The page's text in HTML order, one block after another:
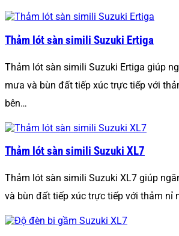
Thảm lót sàn simili Suzuki Ertiga
Thảm lót sàn simili Suzuki Ertiga giúp
mưa và bùn đất tiếp xúc trực tiếp với
bên…
Thảm lót sàn simili Suzuki XL7
Thảm lót sàn simili Suzuki XL7 giúp
và bùn đất tiếp xúc trực tiếp với thảm nỉ